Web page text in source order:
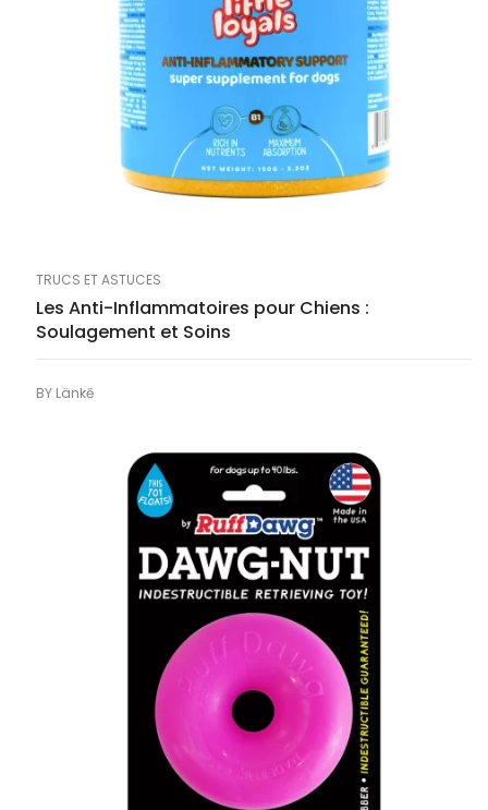
TRUCS ET ASTUCES
Les Anti-Inflammatoires pour Chiens :
Soulagement et Soins
BY Länkē